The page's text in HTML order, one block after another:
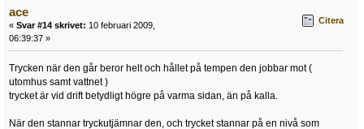
ace
« Svar #14 skrivet: 10 februari 2009,
06:39:37 »
Citera
Trycken när den går beror helt och hållet på tempen den jobbar mot (
utomhus samt vattnet )
trycket är vid drift betydligt högre på varma sidan, än på kalla.
När den stannar tryckutjämnar den, och trycket stannar på en nivå som